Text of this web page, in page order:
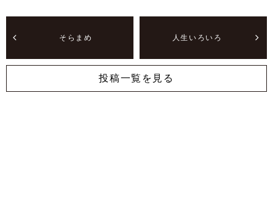
そらまめ 人生いろいろ
投稿一覧を見る